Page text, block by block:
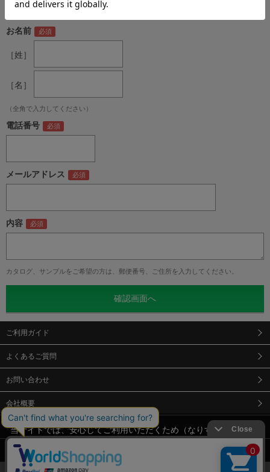
（W550mm×H1400mm）
お名前
［姓］
［名］
（全角で入力してください）
電話番号
メールアドレス
内容
カタログ、サンプルをご希望の方は、郵便番号、ご住所を入力してください。
ご利用ガイド
よくあるご質問
お問い合わせ
会社概要
特定商取引法に基づく表示
個人情報保護方針
当サイトでは、安心してご利用いただくため（なりすまし防止
等）、またサイトの利便性向上のため、クッキー(Cookie)を使用
しています。 サイトのクッキー(Cookie)の使用に関しては、「プ